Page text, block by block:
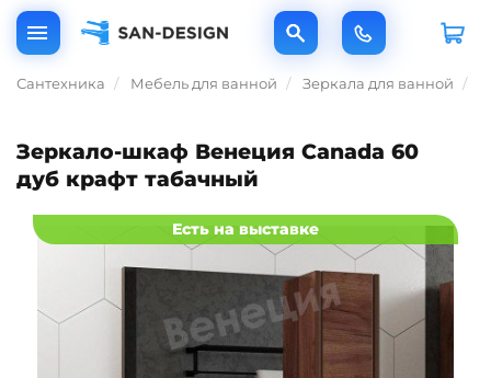
Сантехника Мебель для ванной Зеркала для ванной
Зеркало-шкаф Венеция Canada 60
дуб крафт табачный
Есть на выставке